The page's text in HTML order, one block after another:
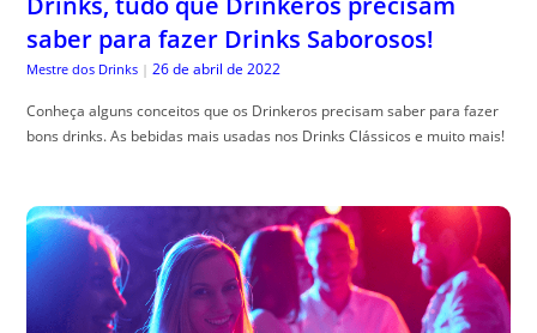
saber para fazer Drinks Saborosos!
Mestre dos Drinks | 26 de abril de 2022
Conheça alguns conceitos que os Drinkeros precisam saber para fazer
bons drinks. As bebidas mais usadas nos Drinks Clássicos e muito mais!